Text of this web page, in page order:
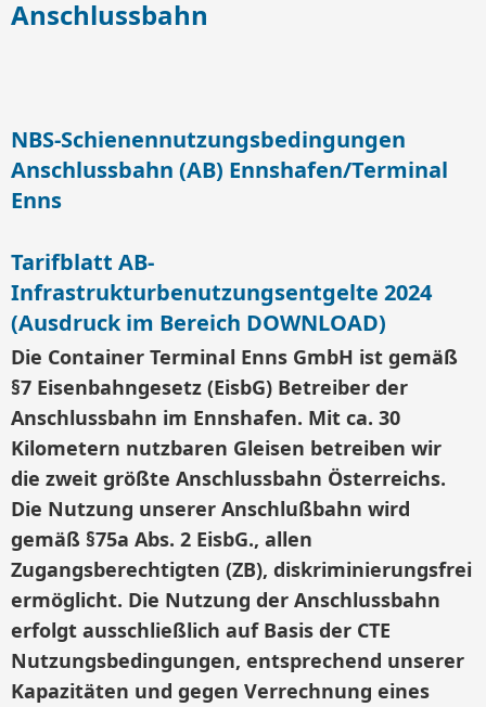
Anschlussbahn
NBS-Schienennutzungsbedingungen
Anschlussbahn (AB) Ennshafen/Terminal
Enns
Tarifblatt AB-
Infrastrukturbenutzungsentgelte 2024
(Ausdruck im Bereich DOWNLOAD)
Die Container Terminal Enns GmbH ist gemäß
§7 Eisenbahngesetz (EisbG) Betreiber der
Anschlussbahn im Ennshafen. Mit ca. 30
Kilometern nutzbaren Gleisen betreiben wir
die zweit größte Anschlussbahn Österreichs.
Die Nutzung unserer Anschlußbahn wird
gemäß §75a Abs. 2 EisbG., allen
Zugangsberechtigten (ZB), diskriminierungsfrei
ermöglicht. Die Nutzung der Anschlussbahn
erfolgt ausschließlich auf Basis der CTE
Nutzungsbedingungen, entsprechend unserer
Kapazitäten und gegen Verrechnung eines